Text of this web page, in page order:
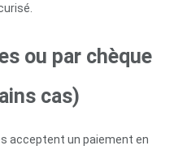
ou par chèque
cas)
acceptent un paiement en